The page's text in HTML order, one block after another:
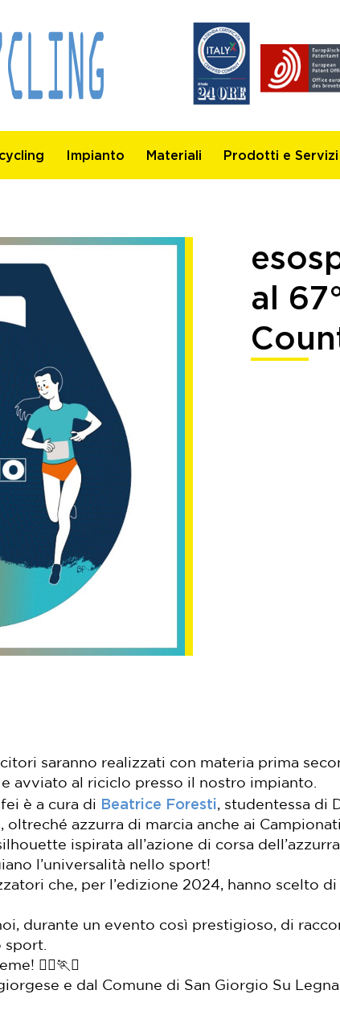
Impianto Materiali Prodotti e Servizi
al
saranno realizzati con materia prima
avviato al riciclo presso il nostro impianto.
è a cura di Beatrice Foresti, studentessa di
oltreché azzurra di marcia anche ai
ispirata all’azione di corsa
l’universalità nello sport!
che, per l’edizione 2024, hanno scelto
durante un evento così prestigioso, di
sport.
🏃‍♀️🏃♻️
e dal Comune di San Giorgio Su